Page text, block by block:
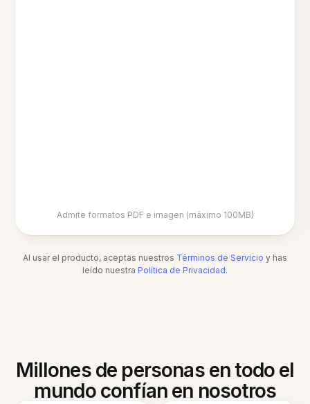
Admite formatos PDF e imagen (máximo 100MB)
Al usar el producto, aceptas nuestros Términos de Servicio y has
leído nuestra Política de Privacidad.
Millones de personas en todo el
mundo confían en nosotros